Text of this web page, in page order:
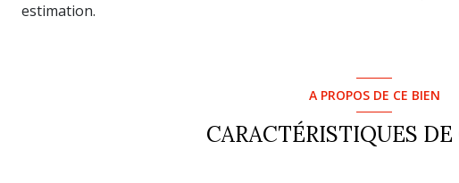
estimation.
A PROPOS DE CE BIEN
CARACTÉRISTIQUES